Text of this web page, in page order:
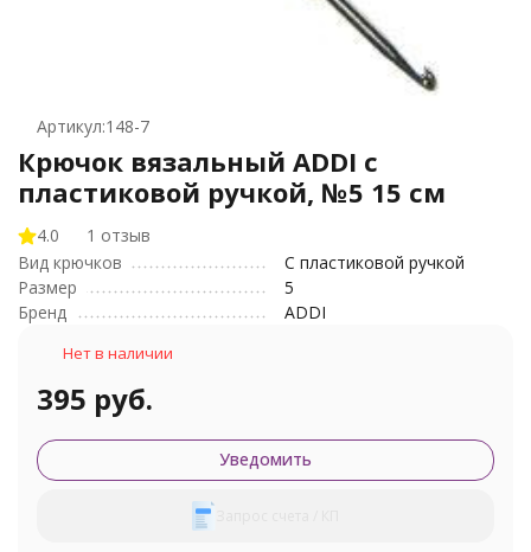
Артикул:148-7
Крючок вязальный ADDI с
пластиковой ручкой, №5 15 см
4.0
1 отзыв
Вид крючков
С пластиковой ручкой
Размер
5
Бренд
ADDI
Нет в наличии
395 руб.
Уведомить